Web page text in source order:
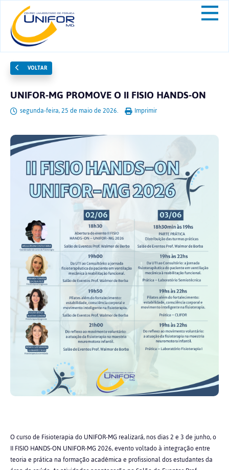
VOLTAR
UNIFOR-MG PROMOVE O II FISIO HANDS-ON
segunda-feira, 25 de maio de 2026. Imprimir
O curso de Fisioterapia do UNIFOR-MG realizará, nos dias 2 e 3 de junho, o
II FISIO HANDS-ON UNIFOR-MG 2026, evento voltado à integração entre
teoria e prática na formação acadêmica e profissional dos estudantes da